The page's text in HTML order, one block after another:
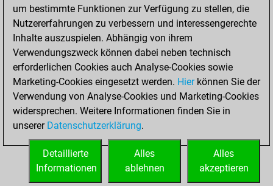
Matt auf vollem Brett
0
Bauer setzt Matt
0
Erstickte Matts
Unterverwandlungen
Türme auf der siebten
0
STARTSEITE
um bestimmte Funktionen zur Verfügung zu stellen, die
Nutzererfahrungen zu verbessern und interessengerechte
Inhalte auszuspielen. Abhängig von ihrem
Verwendungszweck können dabei neben technisch
erforderlichen Cookies auch Analyse-Cookies sowie
Marketing-Cookies eingesetzt werden. Hierkönnen Sie der
Verwendung von Analyse-Cookies und Marketing-Cookies
widersprechen. Weitere Informationen finden Sie in
unserer Datenschutzerklärung.
Alles
akzeptieren
Alles
ablehnen
Detaillierte
Informationen